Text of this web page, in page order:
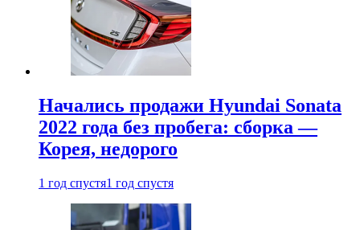
Начались продажи Hyundai Sonata
2022 года без пробега: сборка —
Корея, недорого
1 год спустя1 год спустя